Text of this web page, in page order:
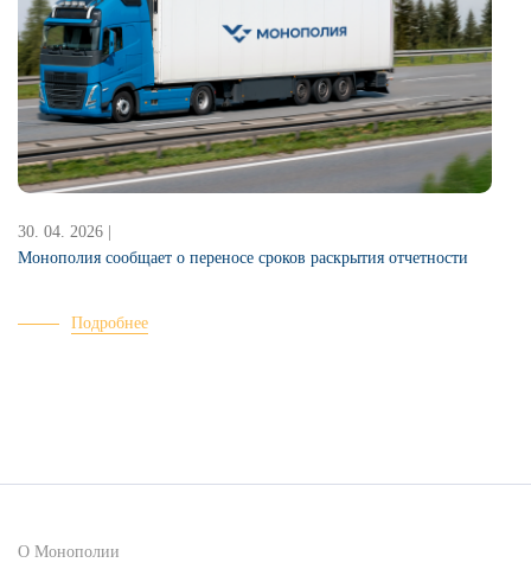
30. 04. 2026 |
Монополия сообщает о переносе сроков раскрытия отчетности
Подробнее
О Монополии